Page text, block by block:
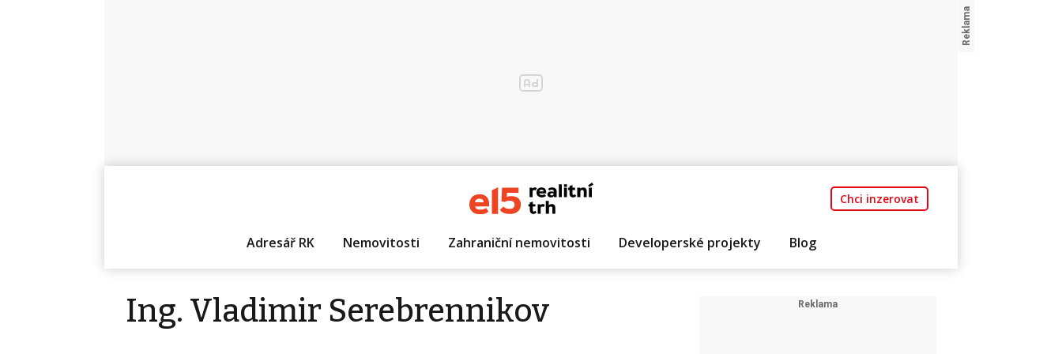
Chci inzerovat
Adresář RK Nemovitosti Zahraniční nemovitosti Developerské projekty Blog
Ing. Vladimir Serebrennikov